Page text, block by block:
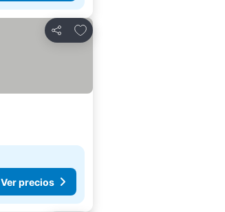
Compartir
Agregar a favoritos
Ver precios